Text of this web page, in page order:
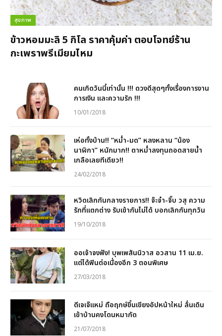
สุขภาพ
ข้าวหอมมะลิ 5 กิโล ราคาคุ้มค่า ตอบโจทย์ร้าน
กะเพราพรีเมียมไหม
คนเกิดวันนี้เท่านั้น !!! ดวงดีสุดๆทั้งเรื่องการงาน
การเงิน และความรัก !!!
10/01/2018
เห่อทั้งบ้าน!! “หม่ำ-มด” หลงหลาน “น้อง
นาฬิกา” หนักมาก!! ตาหม่ำลงทุนถอดสายน้ำ
เกลือเลยทีเดียว!!
24/02/2018
หวิดเลิกกันกลางรายการ!! จ๊ะจ๋า-จิ๊บ วสุ ความ
รักที่แตกต่าง รับเข้ากันไม่ได้ บอกเลิกกันทุกวัน
19/10/2018
ออเจ้าจงฟัง! บุพเพสันนิวาส อวสาน 11 เม.ย.
แต่ได้ฟินต่อเนื่องอีก 3 ตอนพิเศษ
27/03/2018
ดีเจเจ๊แหม่ ถือฤกษ์ขึ้นเขียงอัปหน้าใหม่ ลั่นเดิน
เข้าบ้านคงโดนหมากัด
21/07/2018